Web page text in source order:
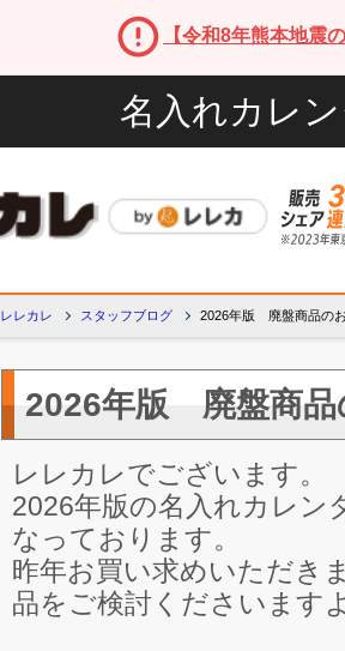
【令和8年熊本地震
名入れカレ
レレカレ スタッフブログ 2026年版 廃盤商品の
2026年版 廃盤商品
レレカレでございます。
2026年版の名入れカレン
なっております。
昨年お買い求めいただき
品をご検討くださいます